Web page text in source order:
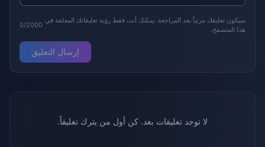
سيكون تعليقك مرئياً بعد المراجعة. يمكنك أنت فقط رؤية تعليقاتك المعلقة في
هذا المتصفح.
0/2000
إرسال التعليق
لا توجد تعليقات بعد. كن أول من يترك تعليقاً.